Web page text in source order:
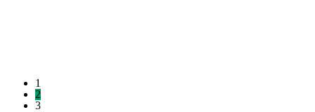
1
2
3